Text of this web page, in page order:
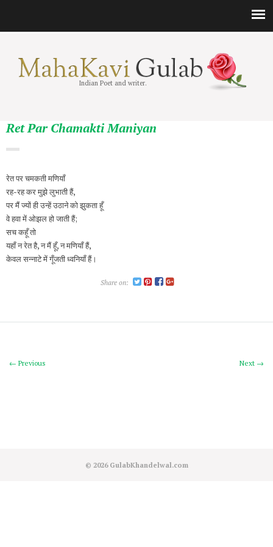
Indian Poet and writer.
Ret Par Chamakti Maniyan
रेत पर चमकती मणियाँ
रह-रह कर मुझे लुभाती हैं,
पर मैं ज्यों ही उन्हें उठाने को झुकता हूँ
वे हवा में ओझल हो जाती हैं;
सच कहूँ तो
यहाँ न रेत है, न मैं हूँ, न मणियाँ हैं,
केवल सन्नाटे में गूँजती ध्वनियाँ हैं।
Share on:
Next →
← Previous
© 2026 GulabKhandelwal.com